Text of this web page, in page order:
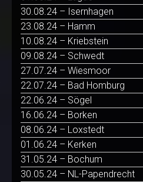
30.08.24 – Isernhagen
23.08.24 – Hamm
10.08.24 – Kriebstein
09.08.24 – Schwedt
27.07.24 – Wiesmoor
22.07.24 – Bad Homburg
22.06.24 – Sögel
16.06.24 – Borken
08.06.24 – Loxstedt
01.06.24 – Kerken
31.05.24 – Bochum
30.05.24 – NL-Papendrecht